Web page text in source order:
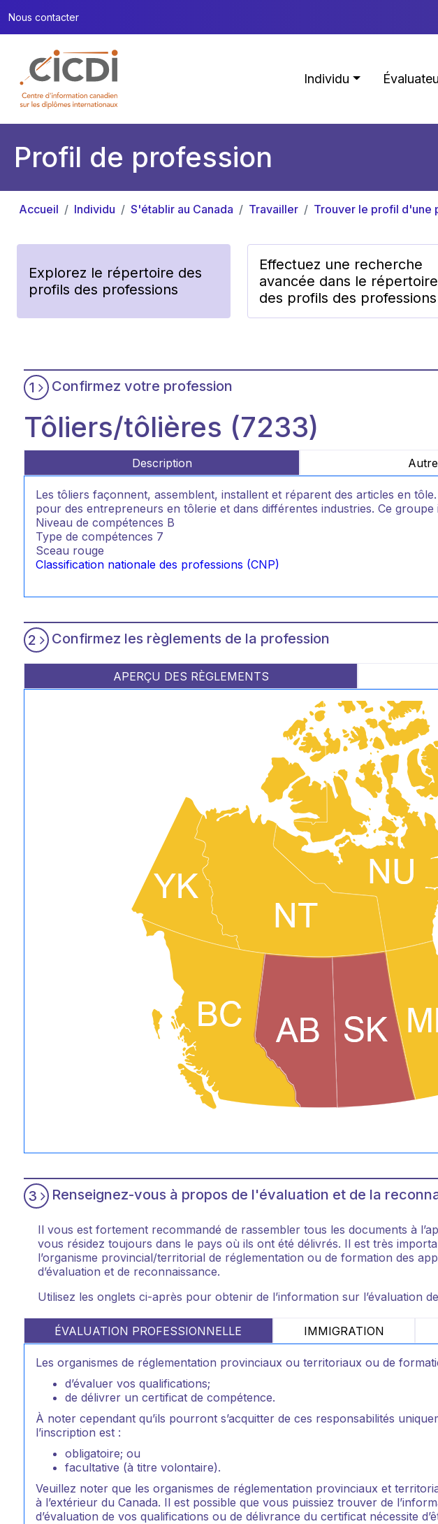
Nous contacter
Individu
Profil de profession
Accueil Individu S'établir au Canada Travailler Trouver le profil d'une
Explorez le répertoire des
profils des professions
Effectuez une recherche
avancée dans le répertoire
des profils des professions
1 Confirmez votre profession
Tôliers/tôlières (7233)
Description
Les tôliers façonnent, assemblent, installent et réparent des articles en
pour des entrepreneurs en tôlerie et dans différentes industries. Ce groupe
Niveau de compétences B
Type de compétences 7
Sceau rouge
Classification nationale des professions (CNP)
2 Confirmez les règlements de la profession
APERÇU DES RÈGLEMENTS
3 Renseignez-vous à propos de l'évaluation et de la
Il vous est fortement recommandé de rassembler tous les documents à
vous résidez toujours dans le pays où ils ont été délivrés. Il est très
l’organisme provincial/territorial de réglementation ou de formation des
d’évaluation et de reconnaissance.
Utilisez les onglets ci-après pour obtenir de l’information sur l’évaluation
ÉVALUATION PROFESSIONNELLE IMMIGRATION
Les organismes de réglementation provinciaux ou territoriaux ou de
d’évaluer vos qualifications;
de délivrer un certificat de compétence.
À noter cependant qu’ils pourront s’acquitter de ces responsabilités
l’inscription est :
obligatoire; ou
facultative (à titre volontaire).
Veuillez noter que les organismes de réglementation provinciaux et
à l’extérieur du Canada. Il est possible que vous puissiez trouver de
d’évaluation de vos qualifications ou de délivrance du certificat nécessite